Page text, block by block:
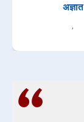
अज्ञात
,